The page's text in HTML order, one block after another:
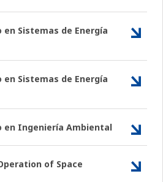
Sistemas de Energía
Sistemas de Energía
en Ingeniería Ambiental
of Space